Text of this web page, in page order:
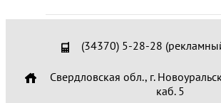
(34370) 5-28-28
Свердловская обл., г.
каб. 5